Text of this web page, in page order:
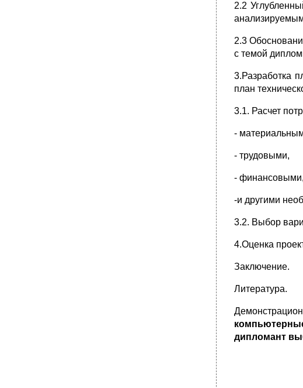
2.2
2.3
с темой
3.Разработка
план
3.1. Расчет
-
- трудовыми,
- финансовыми,
-и другими
3.2. Выбор
4.Оценка
Заключение.
Литература.
дипломант